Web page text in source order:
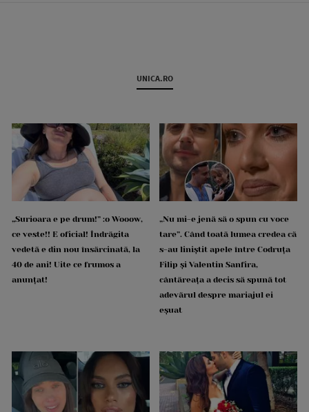
UNICA.RO
„Surioara e pe drum!” :o Wooow,
ce veste!! E oficial! Îndrăgita
vedetă e din nou însărcinată, la
40 de ani! Uite ce frumos a
anunțat!
„Nu mi-e jenă să o spun cu voce
tare”. Când toată lumea credea că
s-au liniștit apele între Codruța
Filip și Valentin Sanfira,
cântăreața a decis să spună tot
adevărul despre mariajul ei
eșuat